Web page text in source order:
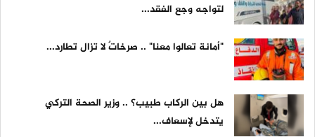
لتواجه وجع الفقد...
"أمانة تعالوا معنا" .. صرخاتٌ لا تزال تطارد...
هل بين الركاب طبيب؟ .. وزير الصحة التركي
يتدخل لإسعاف...